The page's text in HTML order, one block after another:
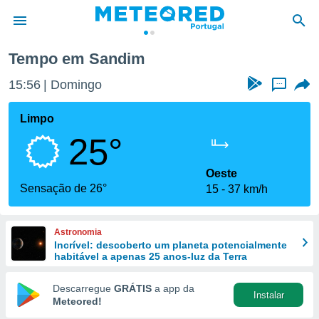
da
foi
fornecidas
a este
das
e
forma
digital
Tempo em Sandim
15:56 Domingo ...
Limpo
25°
Sensação de 26°
Oeste
15
37 km/h
Astronomia
Incrível: descoberto um planeta potencialmente
habitável a apenas 25 anos-luz da Terra
Descarregue GRÁTIS a app da
Meteored!
Instalar